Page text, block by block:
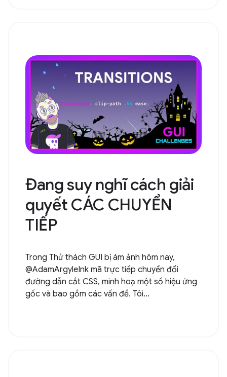
Đang suy nghĩ cách giải
quyết CÁC CHUYỂN
TIẾP
Trong Thử thách GUI bị ám ảnh hôm nay,
@AdamArgyleInk mã trực tiếp chuyển đổi
đường dẫn cắt CSS, minh hoạ một số hiệu ứng
gốc và bao gồm các vấn đề. Tôi...